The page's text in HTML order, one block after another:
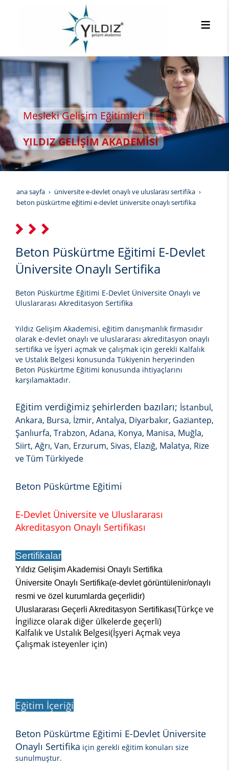
Gelişim Eğitimleri
GELİŞİM AKADEMİSİ
ana sayfa
üniversite e-devlet onaylı ve uluslarası sertifika
beton püskürtme eğitimi e-devlet üniversite onaylı sertifika
Beton Püskürtme Eğitimi E-Devlet
Üniversite Onaylı Sertifika
Beton Püskürtme Eğitimi E-Devlet Üniversite Onaylı ve
Uluslararası Akreditasyon Sertifika
Yıldız Gelişim Akademisi, eğitim danışmanlık firmasıdır
olarak e-devlet onaylı ve uluslararası akreditasyon onaylı
sertifika ve İşyeri açmak ve çalışmak için gerekli Kalfalık
ve Ustalık Belgesi konusunda Tükiyenin heryerinden
Beton Püskürtme Eğitimi konusunda ihtiyaçlarını
karşılamaktadır.
Eğitim verdiğimiz şehirlerden bazıları; İstanbul,
Ankara, Bursa, İzmir, Antalya, Diyarbakır, Gaziantep,
Şanlıurfa, Trabzon, Adana, Konya, Manisa, Muğla,
Siirt, Ağrı, Van, Erzurum, Sivas, Elazığ, Malatya, Rize
ve Tüm Türkiyede
Beton Püskürtme Eğitimi
E-Devlet Üniversite ve Uluslararası
Akreditasyon Onaylı Sertifikası
Sertifikalar
Yıldız Gelişim Akademisi Onaylı Sertifika
Üniversite Onaylı Sertifika(e-devlet görüntülenir/onaylı
resmi ve özel kurumlarda geçerlidir)
Uluslararası Geçerli Akreditasyon Sertifikası(Türkçe ve
İngilizce olarak diğer ülkelerde geçerli)
Kalfalık ve Ustalık Belgesi(İşyeri Açmak veya
Çalışmak isteyenler için)
Eğitim İçeriği
Beton Püskürtme Eğitimi E-Devlet Üniversite
Onaylı Sertifika için gerekli eğitim konuları size
sunulmuştur.